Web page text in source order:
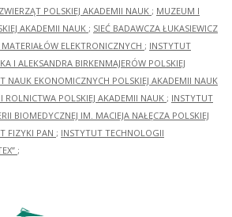
POLSKIEJ AKADEMII NAUK ; MUZEUM I
AKADEMII NAUK ; SIEĆ BADAWCZA ŁUKASIEWICZ
ELEKTRONICZNYCH ; INSTYTUT
I ALEKSANDRA BIRKENMAJERÓW POLSKIEJ
NAUK EKONOMICZNYCH POLSKIEJ AKADEMII NAUK
ROLNICTWA POLSKIEJ AKADEMII NAUK ; INSTYTUT
BIOMEDYCZNEJ IM. MACIEJA NAŁĘCZA POLSKIEJ
FIZYKI PAN ; INSTYTUT TECHNOLOGII
;